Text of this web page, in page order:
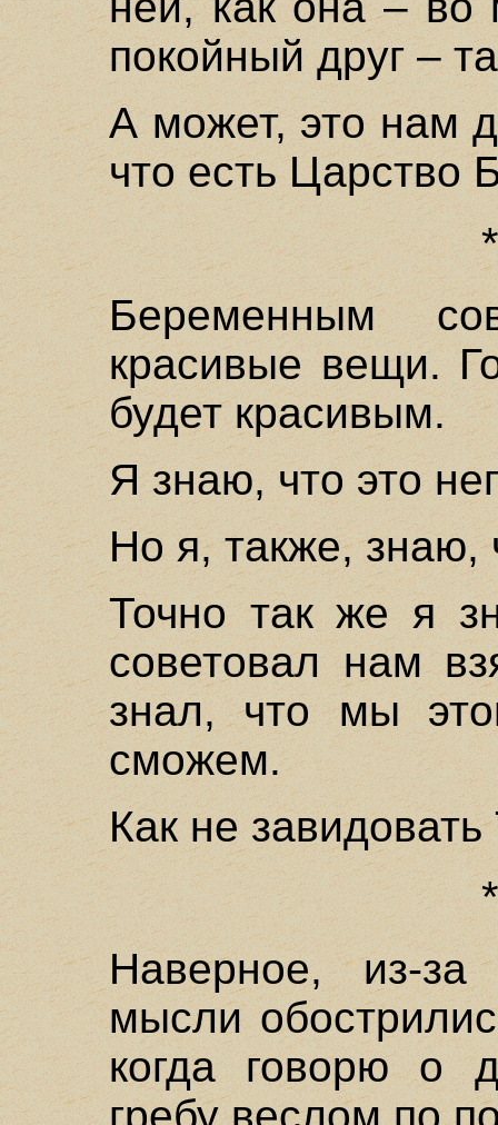
покойный друг –
А может, это нам
что есть Царство
Беременным
красивые вещи.
будет красивым.
Я знаю, что это
Но я, также, знаю,
Точно так же я
советовал нам
знал, что мы
сможем.
Как не
Наверное, из-
мысли
когда говорю о